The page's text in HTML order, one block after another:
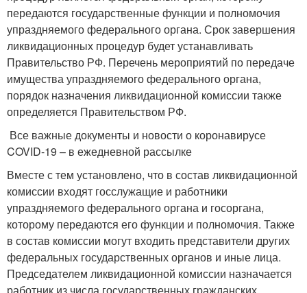
передаются государственные функции и полномочия
упраздняемого федерального органа. Срок завершения
ликвидационных процедур будет устанавливать
Правительство РФ. Перечень мероприятий по передаче
имущества упраздняемого федерального органа,
порядок назначения ликвидационной комиссии также
определяется Правительством РФ.
Все важные документы и новости о коронавирусе
COVID-19 – в ежедневной рассылке
Вместе с тем установлено, что в состав ликвидационной
комиссии входят госслужащие и работники
упраздняемого федерального органа и госоргана,
которому передаются его функции и полномочия. Также
в состав комиссии могут входить представители других
федеральных государственных органов и иные лица.
Председателем ликвидационной комиссии назначается
работник из числа государственных гражданских